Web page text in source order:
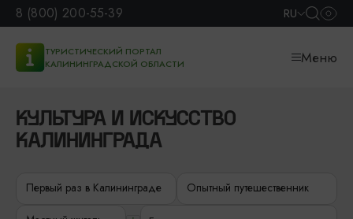
8 (800) 200-55-39 RU
ТУРИСТИЧЕСКИЙ ПОРТАЛ
КАЛИНИНГРАДСКОЙ ОБЛАСТИ
Меню
КУЛЬТУРА И ИСКУССТВО
КАЛИНИНГРАДА
Первый раз в Калининграде Опытный путешественник